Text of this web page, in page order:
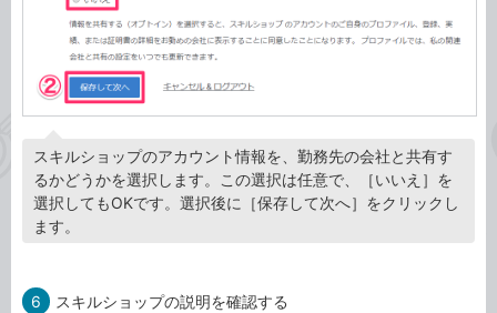
スキルショップのアカウント情報を、勤務先の会社と共有す
るかどうかを選択します。この選択は任意で、［いいえ］を
選択してもOKです。選択後に［保存して次へ］をクリックし
ます。
6 スキルショップの説明を確認する